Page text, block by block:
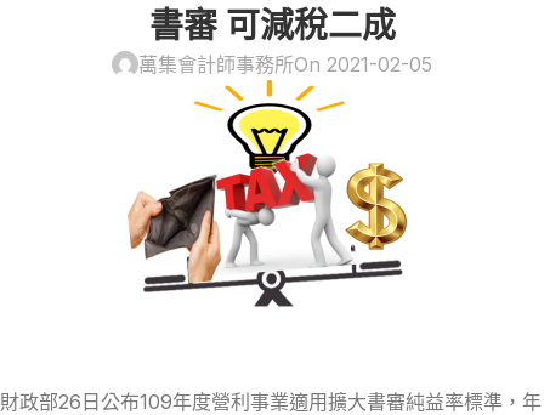
書審 可減稅二成
萬集會計師事務所On 2021-02-05
財政部26日公布109年度營利事業適用擴大書審純益率標準，年